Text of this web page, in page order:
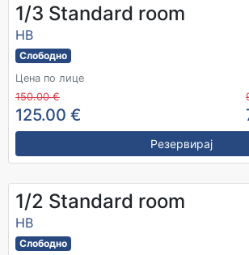
1/3 Standard room
HB
Слободно
Цена по лице
150.00 €
125.00 €
Резервирај
1/2 Standard room
HB
Слободно